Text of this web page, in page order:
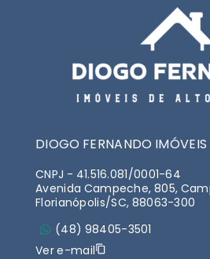
DIOGO FERNANDO IMÓVEIS
CNPJ - 41.516.081/0001-64
Avenida Campeche, 805,
Florianópolis/SC, 88063-300
(48) 98405-3501
Ver e-mail